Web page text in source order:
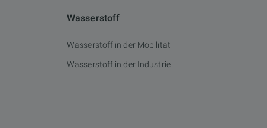
Wasserstoff
Wasserstoff in der Mobilität
Wasserstoff in der Industrie